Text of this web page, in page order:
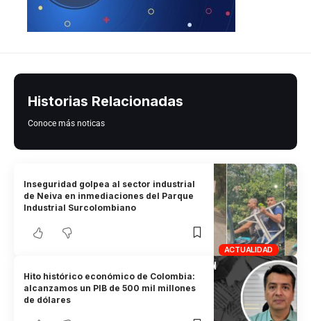
Historias Relacionadas
Conoce más noticas
ACTUALIDAD
Inseguridad golpea al sector industrial
de Neiva en inmediaciones del Parque
Industrial Surcolombiano
Hito histórico económico de Colombia:
alcanzamos un PIB de 500 mil millones
de dólares